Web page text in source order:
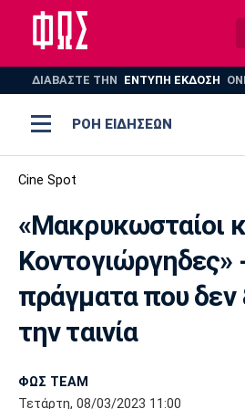
ΔΙΑΒΑΣΤΕ THN ΕΝΤΥΠΗ ΕΚΔΟΣΗ
ΡΟΗ ΕΙΔΗΣΕΩΝ
ΠΟΔΟΣΦΑΙΡΟ
ΒΟΛΕΪ
AUTO-MOTO PLUS
Ποδόσφαιρο
Super League 1
Super League 2
Γ Εθνική
Μπάσκετ
Ελλάδα
Εθνική
Ολυμπιακοί Αγώνες
Βόλεϊ
Ολυμπιακός ΑΕΚ
Cine Spot
«Μακρυκωσταίοι
Κοντογιώργηδες»
πράγματα που δεν
την ταινία
ΦΩΣ TEAM
Τετάρτη, 08/03/2023 11:00